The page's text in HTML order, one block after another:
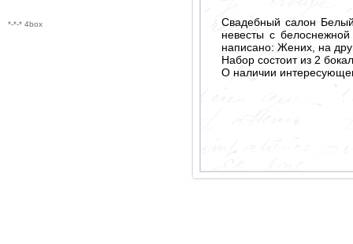
*-*-* 4box
Свадебный салон
невесты с
написано: Жених, на
Набор состоит из 2
О наличии